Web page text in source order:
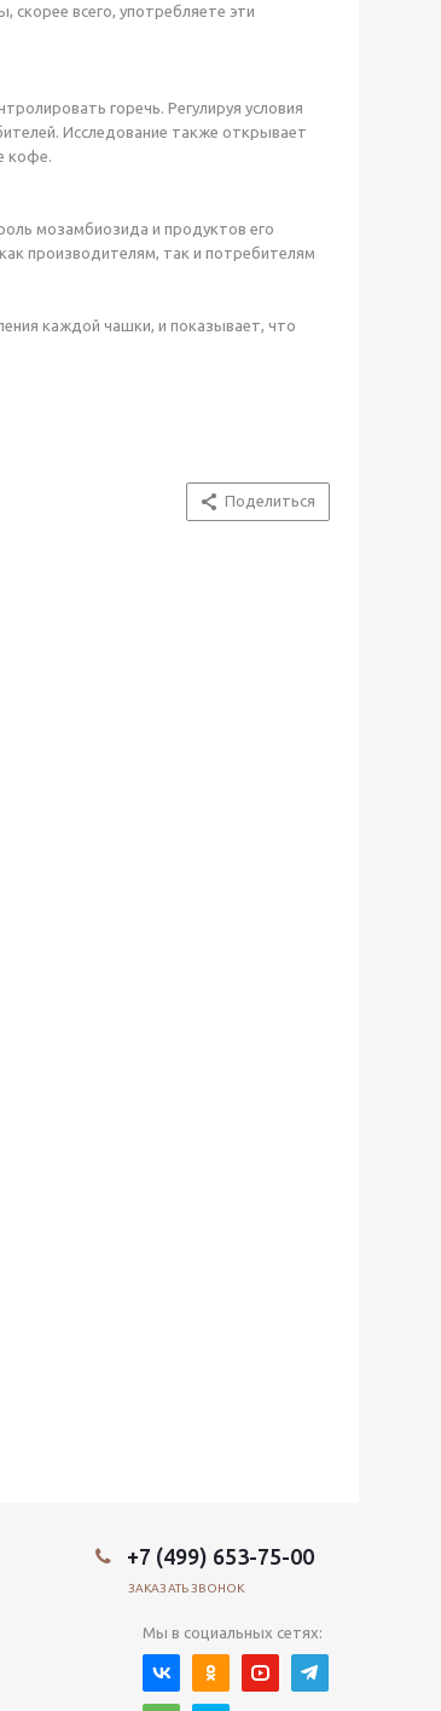
скорее всего, употребляете эти
горечь. Регулируя условия
Исследование также открывает
кофе.
мозамбиозида и продуктов его
производителям, так и потребителям
каждой чашки, и показывает, что
Поделиться
+7 (499) 653-75-00
ЗАКАЗАТЬ ЗВОНОК
Мы в социальных сетях: